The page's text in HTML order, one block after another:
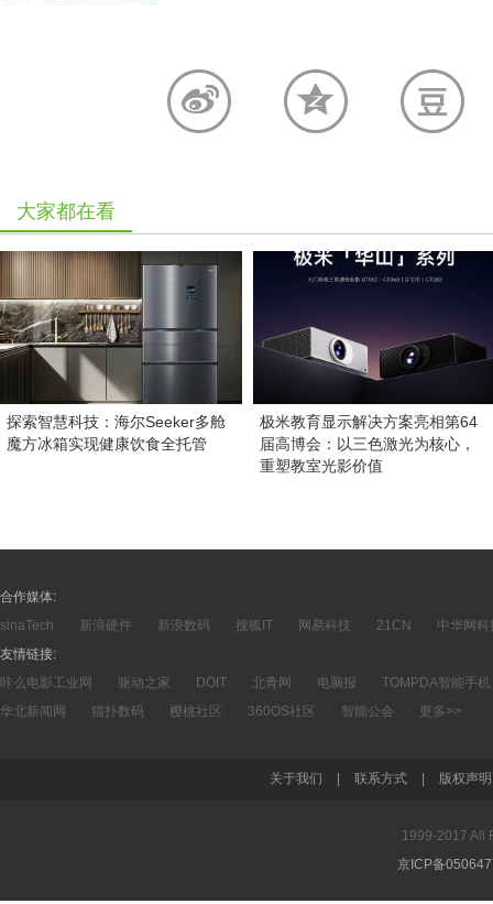
大家都在看
探索智慧科技：海尔Seeker多舱
魔方冰箱实现健康饮食全托管
极米教育显示解决方案亮相第64
届高博会：以三色激光为核心，
重塑教室光影价值
合作媒体:
sinaTech
新浪硬件 新浪数码 搜狐IT 网易科技 21CN
中华网科
友情链接:
咔么电影工业网
驱动之家 DOIT 北青网 电脑报
TOMPDA智能手机
华北新闻网
猫扑数码 樱桃社区 360OS社区 智能公会 更多>>
关于我们 联系方式 版权声明
1999-2017 All
京ICP备